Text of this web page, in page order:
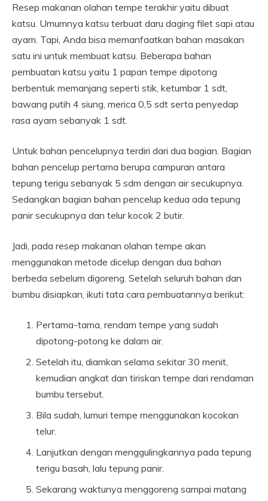
Resep makanan olahan tempe terakhir yaitu dibuat
katsu. Umumnya katsu terbuat daru daging filet sapi atau
ayam. Tapi, Anda bisa memanfaatkan bahan masakan
satu ini untuk membuat katsu. Beberapa bahan
pembuatan katsu yaitu 1 papan tempe dipotong
berbentuk memanjang seperti stik, ketumbar 1 sdt,
bawang putih 4 siung, merica 0,5 sdt serta penyedap
rasa ayam sebanyak 1 sdt.
Untuk bahan pencelupnya terdiri dari dua bagian. Bagian
bahan pencelup pertama berupa campuran antara
tepung terigu sebanyak 5 sdm dengan air secukupnya.
Sedangkan bagian bahan pencelup kedua ada tepung
panir secukupnya dan telur kocok 2 butir.
Jadi, pada resep makanan olahan tempe akan
menggunakan metode dicelup dengan dua bahan
berbeda sebelum digoreng. Setelah seluruh bahan dan
bumbu disiapkan, ikuti tata cara pembuatannya berikut:
Pertama-tama, rendam tempe yang sudah
dipotong-potong ke dalam air.
Setelah itu, diamkan selama sekitar 30 menit,
kemudian angkat dan tiriskan tempe dari rendaman
bumbu tersebut.
Bila sudah, lumuri tempe menggunakan kocokan
telur.
Lanjutkan dengan menggulingkannya pada tepung
terigu basah, lalu tepung panir.
Sekarang waktunya menggoreng sampai matang